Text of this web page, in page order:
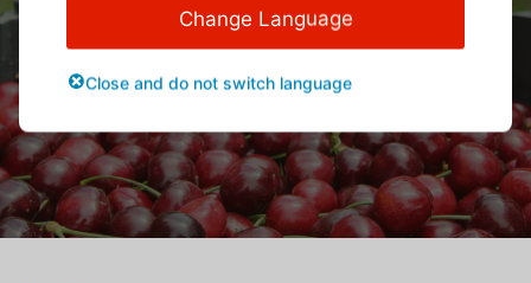
Presentato da:
Change Language
Close and do not switch language